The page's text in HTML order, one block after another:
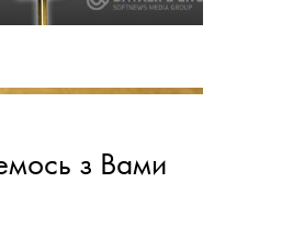
з Вами